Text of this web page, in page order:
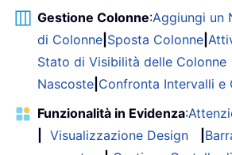
Gestione Colonne:Aggiungi un
di Colonne Sposta Colonne
Stato di Visibilità delle Colonne
Nascoste Confronta Intervalli e
Funzionalità in Evidenza:
Visualizzazione Design